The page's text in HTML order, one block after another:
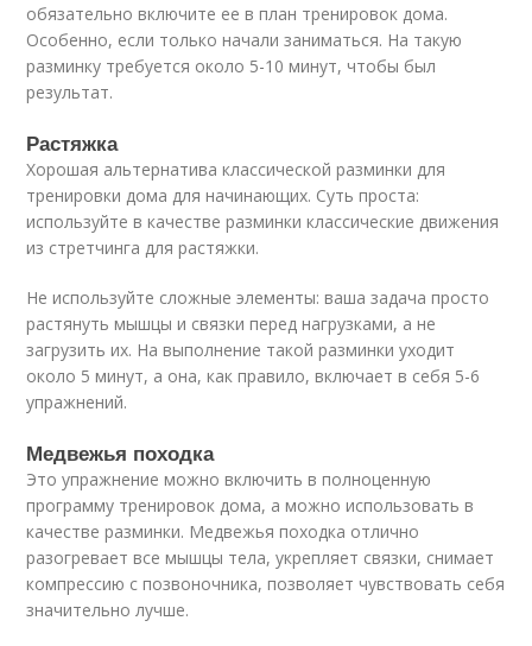
обязательно включите ее в план тренировок дома.
Особенно, если только начали заниматься. На такую
разминку требуется около 5-10 минут, чтобы был
результат.
Растяжка
Хорошая альтернатива классической разминки для
тренировки дома для начинающих. Суть проста:
используйте в качестве разминки классические движения
из стретчинга для растяжки.
Не используйте сложные элементы: ваша задача просто
растянуть мышцы и связки перед нагрузками, а не
загрузить их. На выполнение такой разминки уходит
около 5 минут, а она, как правило, включает в себя 5-6
упражнений.
Медвежья походка
Это упражнение можно включить в полноценную
программу тренировок дома, а можно использовать в
качестве разминки. Медвежья походка отлично
разогревает все мышцы тела, укрепляет связки, снимает
компрессию с позвоночника, позволяет чувствовать себя
значительно лучше.